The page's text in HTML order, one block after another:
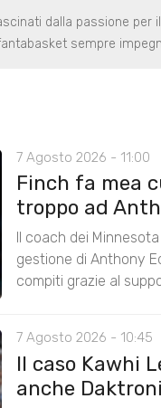
dalla passione per
sempre
7 Agosto 2026 - 11:00
Finch fa mea
troppo ad
Il coach dei
gestione di Anthony
compiti grazie al
7 Agosto 2026 - 10:45
Il caso Kawhi
anche